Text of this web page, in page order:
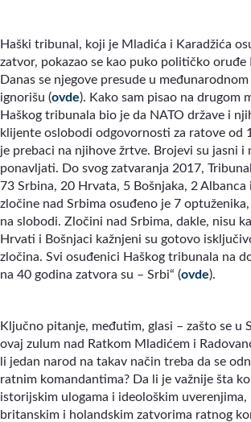
Haški tribunal, koji je Mladića i Karadžića
zatvor, pokazao se kao puko političko oruđe
Danas se njegove presude u
ignorišu (ovde). Kako sam pisao na drugom
Haškog tribunala bio je da NATO države i
klijente oslobodi odgovornosti za ratove od
je prebaci na njihove žrtve. Brojevi su jasni i
ponavljati. Do svog zatvaranja 2017,
73 Srbina, 20 Hrvata, 5 Bošnjaka, 2 Albanca
zločine nad Srbima osuđeno je 7
na slobodi. Zločini nad Srbima, dakle, nisu
Hrvati i Bošnjaci kažnjeni su gotovo
zločina. Svi osuđenici Haškog tribunala na
na 40 godina zatvora su – Srbi“ (ovde).
Ključno pitanje, međutim, glasi – zašto se u
ovaj zulum nad Ratkom Mladićem i
li jedan narod na takav način treba da se
ratnim komandantima? Da li je važnije šta
istorijskim ulogama i ideološkim uverenjima,
britanskim i holandskim zatvorima ratnog